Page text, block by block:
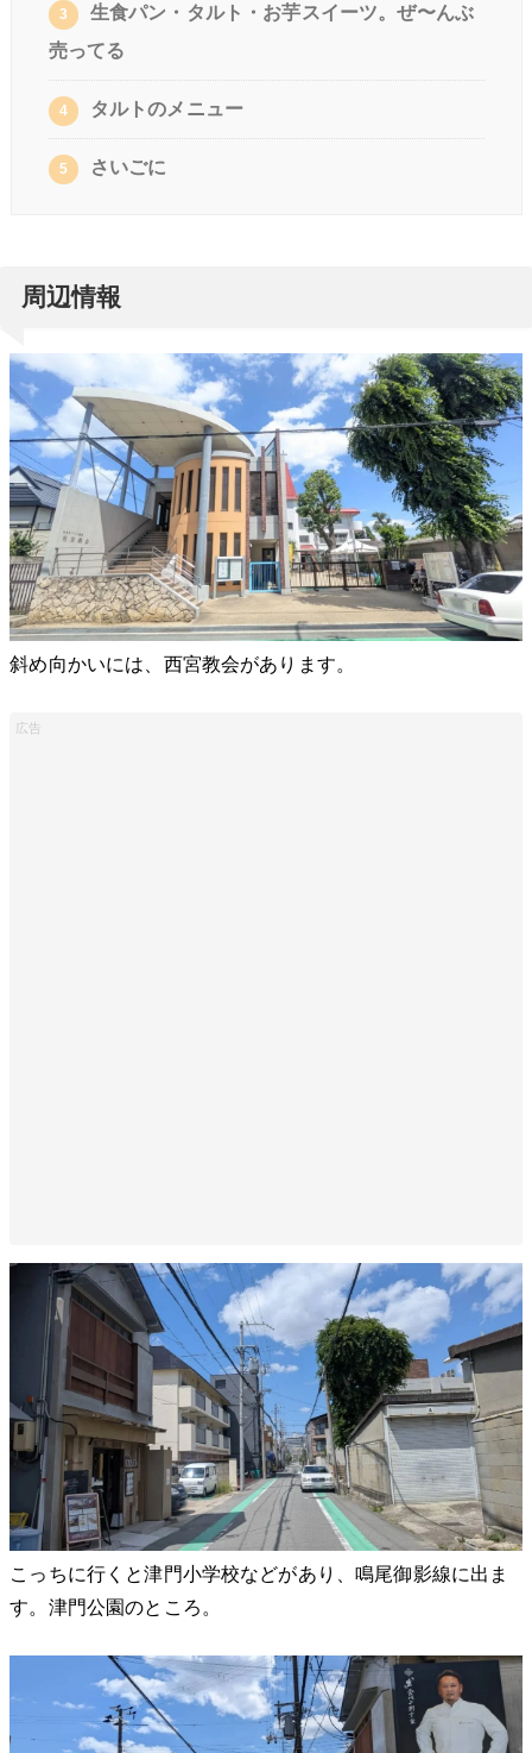
3
生食パン・タルト・お芋スイーツ。ぜ〜んぶ
売ってる
4 タルトのメニュー
5 さいごに
周辺情報
斜め向かいには、西宮教会があります。
こっちに行くと津門小学校などがあり、鳴尾御影線に出ま
す。津門公園のところ。